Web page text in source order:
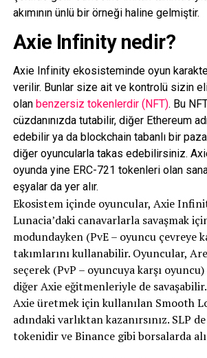
akımının ünlü bir örneği haline gelmiştir.
Axie Infinity nedir?
Axie Infinity ekosisteminde oyun
verilir. Bunlar size ait ve kontrolü sizin
olan benzersiz tokenlerdir (NFT). Bu
cüzdanınızda tutabilir, diğer Ethereum
edebilir ya da blockchain tabanlı bir
diğer oyuncularla takas edebilirsiniz.
oyunda yine ERC-721 tokenleri olan
eşyalar da yer alır.
Ekosistem içinde oyuncular, Axie
Lunacia’daki canavarlarla savaşmak
modundayken (PvE – oyuncu çevreye
takımlarını kullanabilir. Oyuncular,
seçerek (PvP – oyuncuya karşı
diğer Axie eğitmenleriyle de
Axie üretmek için kullanılan Smooth
adındaki varlıktan kazanırsınız. SLP
tokenidir ve Binance gibi borsalarda